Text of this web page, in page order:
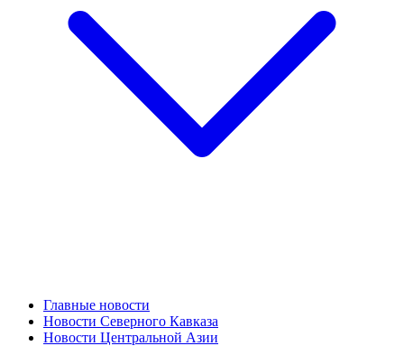
Главные новости
Новости Северного Кавказа
Новости Центральной Азии